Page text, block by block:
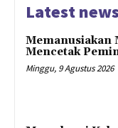
Latest
Memanusiakan
Mencetak
Minggu, 9 Agustus 2026